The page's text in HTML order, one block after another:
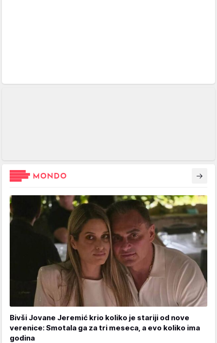
Bivši Jovane Jeremić krio koliko je stariji od nove
verenice: Smotala ga za tri meseca, a evo koliko ima
godina